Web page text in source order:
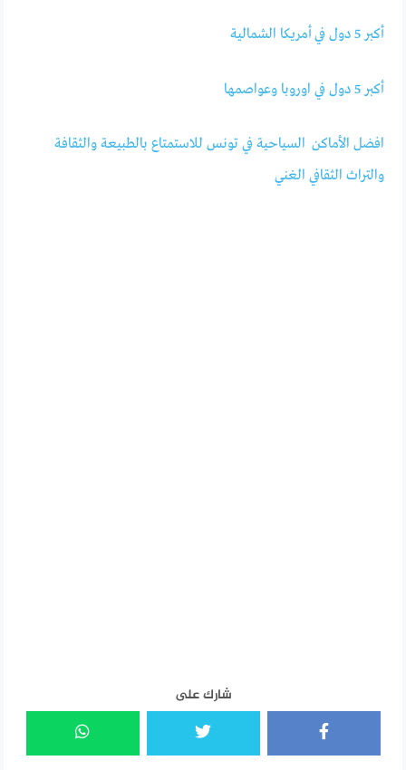
أكبر 5 دول في أمريكا الشمالية
أكبر 5 دول في اوروبا وعواصمها
افضل الأماكن السياحية في تونس للاستمتاع بالطبيعة والثقافة
والتراث الثقافي الغني
شارك على